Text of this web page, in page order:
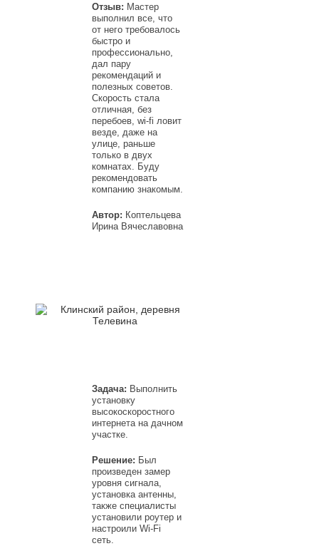
Отзыв: Мастер
выполнил все, что
от него требовалось
быстро и
профессионально,
дал пару
рекомендаций и
полезных советов.
Скорость стала
отличная, без
перебоев, wi-fi ловит
везде, даже на
улице, раньше
только в двух
комнатах. Буду
рекомендовать
компанию знакомым.
Автор: Коптельцева
Ирина Вячеславовна
Задача: Выполнить
установку
высокоскоростного
интернета на дачном
участке.
Решение: Был
произведен замер
уровня сигнала,
установка антенны,
также специалисты
установили роутер и
настроили Wi-Fi
сеть.